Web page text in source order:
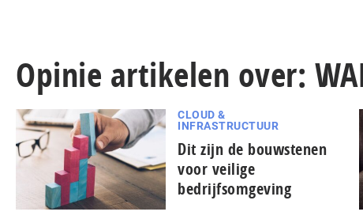
Opinie artikelen over:
CLOUD &
INFRASTRUCTUUR
Dit zijn de bouwstenen
voor veilige
bedrijfsomgeving